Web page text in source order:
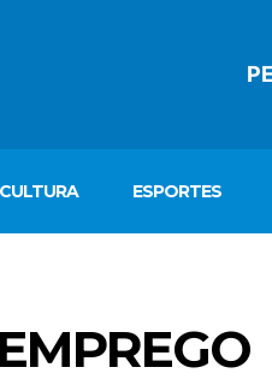
CULTURA ESPORTES